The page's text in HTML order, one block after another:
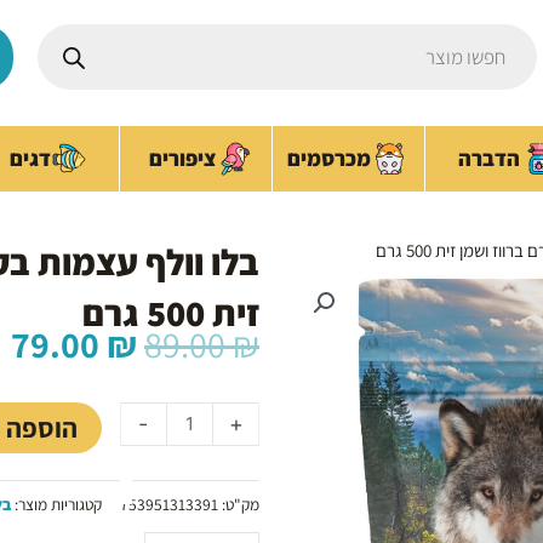
הדברה מכרסמים ציפורים דגים
ושמן זית 500 גרם
בלו וולף עצמות
זית 500 גרם
89.00₪ המחיר
המקורי
היה:
89.00 ₪.
79.00 ₪
-
של
עצמות
+
מק"ט: 753951313391 קטגוריות מוצר: